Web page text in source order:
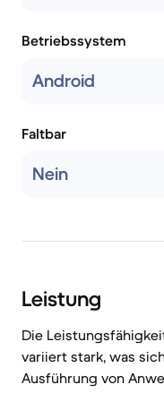
Betriebssystem
Android
Faltbar
Nein
Leistung
Die
variiert stark, was
Ausführung von